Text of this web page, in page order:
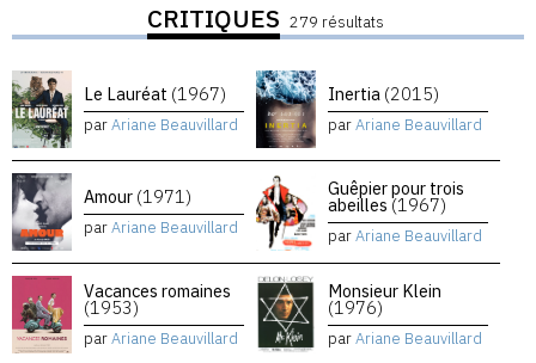
CRITIQUES 279 résultats
Le Lauréat (1967)
parAriane Beauvillard
Inertia (2015)
parAriane Beauvillard
Amour (1971)
parAriane Beauvillard
Guêpier pour trois
abeilles (1967)
parAriane Beauvillard
Vacances romaines
(1953)
parAriane Beauvillard
Monsieur Klein
(1976)
parAriane Beauvillard